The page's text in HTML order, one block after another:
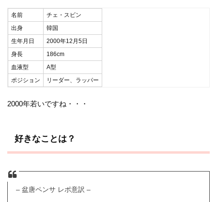
名前
チェ・スビン
出身
韓国
生年月日
2000年12月5日
身長
186cm
血液型
A型
ポジション
リーダー、ラッパー
2000年若いですね・・・
好きなことは？
– 盆唐ペンサ レポ意訳 –